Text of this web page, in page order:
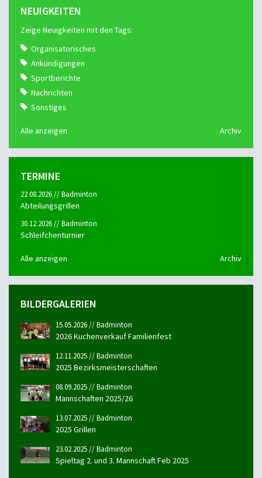
NEUIGKEITEN
Zeige Neuigkeiten mit den Tags:
Organisatorisches
Ankündigungen
Sportberichte
Nachrichten
Sonstiges
Alle anzeigen Archiv
TERMINE
22.08.2026 // Badminton
Abteilungsgrillen
30.12.2026 // Badminton
Schleifchenturnier
Alle anzeigen Archiv
BILDERGALERIEN
15.05.2026 // Badminton
2026 Kuchenverkauf Familienfest
12.11.2025 // Badminton
2025 Bezirksmeisterschaften
08.09.2025 // Badminton
Mannschaften 2025/26
13.07.2025 // Badminton
2025 Grillen
23.02.2025 // Badminton
Spieltag 2. und 3. Mannschaft Feb 2025